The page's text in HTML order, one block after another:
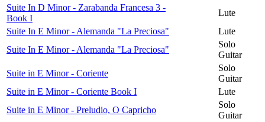
Suite In D Minor - Zarabanda Francesa 3 -
Book I
Lute
Suite In E Minor - Alemanda "La Preciosa"
Lute
Suite In E Minor - Alemanda "La Preciosa"
Solo
Guitar
Suite in E Minor - Coriente
Solo
Guitar
Suite in E Minor - Coriente Book I
Lute
Suite in E Minor - Preludio, O Capricho
Solo
Guitar